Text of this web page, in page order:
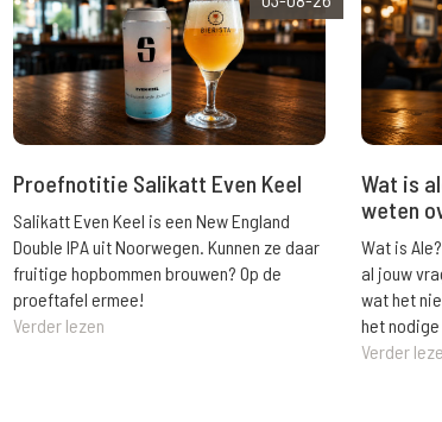
Proefnotitie Salikatt Even Keel
Salikatt Even Keel is een New England
Double IPA uit Noorwegen. Kunnen ze daar
fruitige hopbommen brouwen? Op de
proeftafel ermee!
Verder lezen
Wat is
weten
Wat is
al jouw
wat het
het
Verder